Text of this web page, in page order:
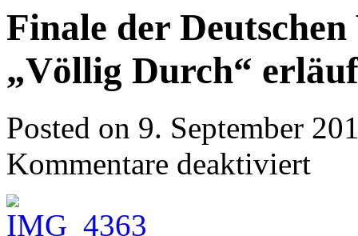
Finale der
„Völlig Durch“
Posted on 9. September
Kommentare deaktiviert